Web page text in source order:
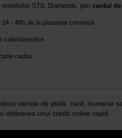
membrilor STIL Diamonds, prin cardul
- 48h de la plasarea comenzii
calendaristice
cadou
variate de plată: card, numerar
obținerea unui credit online rapid.